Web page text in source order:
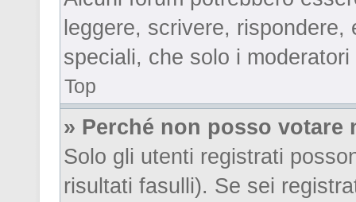
leggere, scrivere,
speciali, che solo i
Top
» Perché non posso votare
Solo gli utenti registrati
risultati fasulli). Se sei